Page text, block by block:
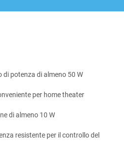
potenza di almeno 50 W
per home theater
di almeno 10 W
resistente per il controllo del